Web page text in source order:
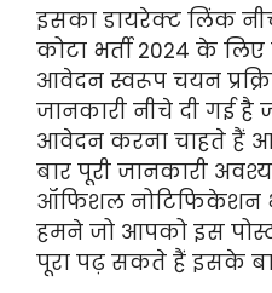
इसका डायरेक्ट लिंक
कोटा भर्ती 2024 के
आवेदन स्वरूप चयन
जानकारी नीचे दी गई है
आवेदन करना चाहते हैं
बार पूरी जानकारी
ऑफिशल नोटिफिकेशन
हमने जो आपको इस
पूरा पढ़ सकते हैं इसके